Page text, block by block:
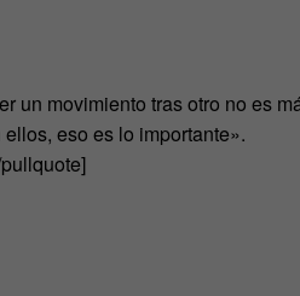
un movimiento tras otro no es
eso es lo importante».